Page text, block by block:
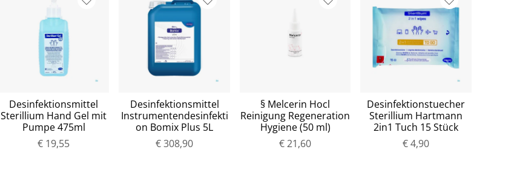
Desinfektionsmittel
Sterillium Hand Gel mit
Pumpe 475ml
€ 19,55
Desinfektionsmittel
Instrumentendesinfekti
on Bomix Plus 5L
€ 308,90
§ Melcerin Hocl
Reinigung Regeneration
Hygiene (50 ml)
€ 21,60
Desinfektionstuecher
Sterillium Hartmann
2in1 Tuch 15 Stück
€ 4,90